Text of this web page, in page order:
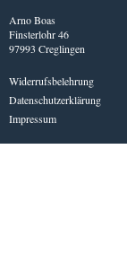
Arno Boas
Finsterlohr 46
97993 Creglingen
Widerrufsbelehrung
Datenschutzerklärung
Impressum